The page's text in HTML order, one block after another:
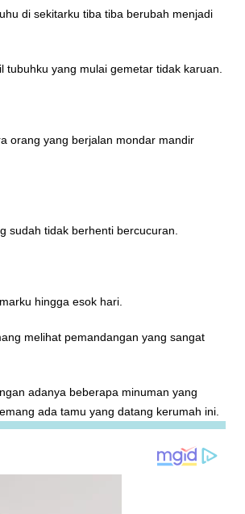
di sekitarku tiba tiba berubah menjadi
yang mulai gemetar tidak karuan.
orang yang berjalan mondar mandir
sudah tidak berhenti bercucuran.
hingga esok hari.
melihat pemandangan yang sangat
adanya beberapa minuman yang
ada tamu yang datang kerumah ini.